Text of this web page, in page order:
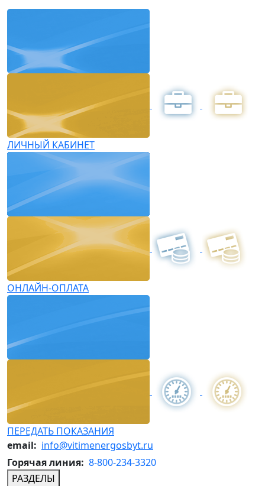
ЛИЧНЫЙ КАБИНЕТ
ОНЛАЙН-ОПЛАТА
ПЕРЕДАТЬ ПОКАЗАНИЯ
email: info@vitimenergosbyt.ru
Горячая линия: 8-800-234-3320
РАЗДЕЛЫ